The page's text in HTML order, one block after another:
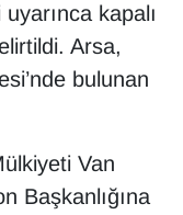
kapalı
Arsa,
bulunan
Van
Başkanlığına